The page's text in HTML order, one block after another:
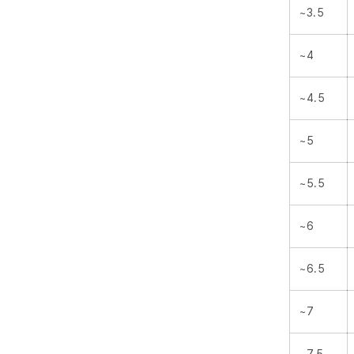
~3.5
~4
~4.5
~5
~5.5
~6
~6.5
~7